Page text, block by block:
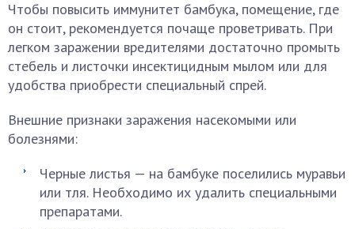
Чтобы повысить иммунитет бамбука, помещение, где
он стоит, рекомендуется почаще проветривать. При
легком заражении вредителями достаточно промыть
стебель и листочки инсектицидным мылом или для
удобства приобрести специальный спрей.
Внешние признаки заражения насекомыми или
болезнями:
Черные листья — на бамбуке поселились муравьи
или тля. Необходимо их удалить специальными
препаратами.